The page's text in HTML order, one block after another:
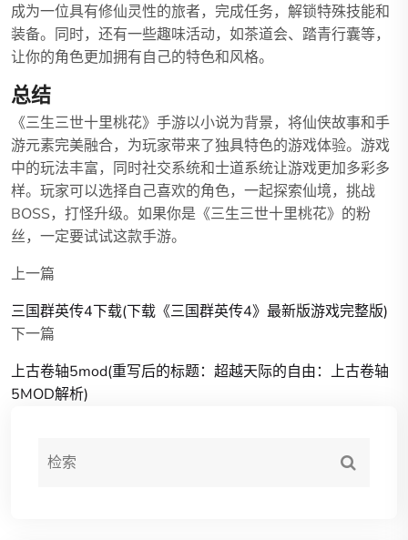
成为一位具有修仙灵性的旅者，完成任务，解锁特殊技能和
装备。同时，还有一些趣味活动，如茶道会、踏青行囊等，
让你的角色更加拥有自己的特色和风格。
总结
《三生三世十里桃花》手游以小说为背景，将仙侠故事和手
游元素完美融合，为玩家带来了独具特色的游戏体验。游戏
中的玩法丰富，同时社交系统和士道系统让游戏更加多彩多
样。玩家可以选择自己喜欢的角色，一起探索仙境，挑战
BOSS，打怪升级。如果你是《三生三世十里桃花》的粉
丝，一定要试试这款手游。
上一篇
三国群英传4下载(下载《三国群英传4》最新版游戏完整版)
下一篇
上古卷轴5mod(重写后的标题：超越天际的自由：上古卷轴
5MOD解析)